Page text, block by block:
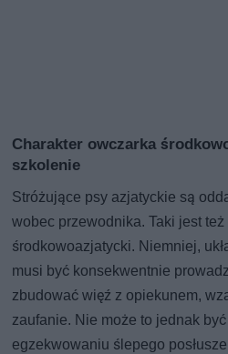
Charakter owczarka
szkolenie
Stróżujące psy azjatyckie są
wobec przewodnika. Taki jest
środkowoazjatycki. Niemniej,
musi być konsekwentnie
zbudować więź z opiekunem,
zaufanie. Nie może to jednak
egzekwowaniu ślepego